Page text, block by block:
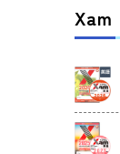
Xam